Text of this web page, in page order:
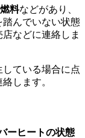
料などがあり、
んでいない状態
などに連絡しま
ている場合に点
します。
ーヒートの状態